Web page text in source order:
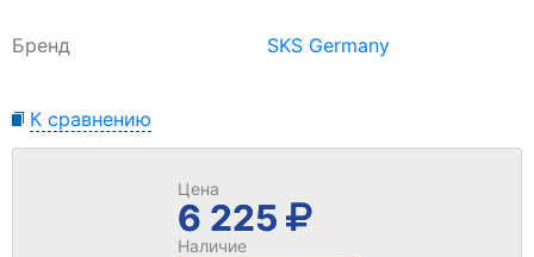
Бренд SKS Germany
К сравнению
Цена
6 225
Наличие